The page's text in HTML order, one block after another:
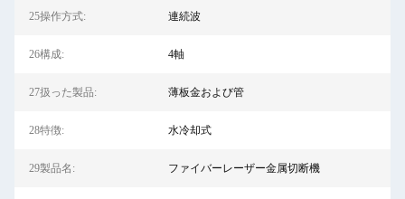
25操作方式: 連続波
26構成: 4軸
27扱った製品: 薄板金および管
28特徴: 水冷却式
29製品名: ファイバーレーザー金属切断機